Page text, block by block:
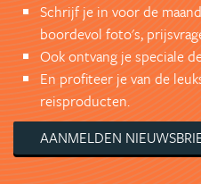
Schrijf je in voor de
boordevol foto's,
Ook ontvang je speciale
En profiteer je van de
reisproducten.
AANMELDEN